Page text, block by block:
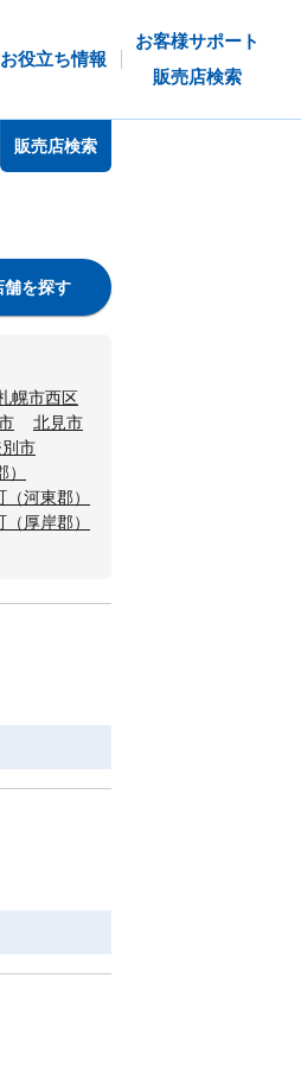
お役立ち情報
お客様サポート
販売店検索
販売店検索
舗を探す
幌市西区
北見市
市
河東郡）
（厚岸郡）